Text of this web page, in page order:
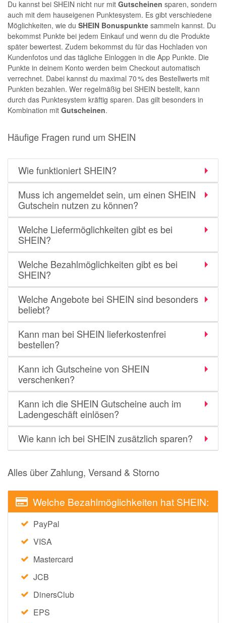
Du kannst bei SHEIN nicht nur mit Gutscheinen sparen, sondern
auch mit dem hauseigenen Punktesystem. Es gibt verschiedene
Möglichkeiten, wie du SHEIN Bonuspunkte sammeln kannst. Du
bekommst Punkte bei jedem Einkauf und wenn du die Produkte
später bewertest. Zudem bekommst du für das Hochladen von
Kundenfotos und das tägliche Einloggen in die App Punkte. Die
Punkte in deinem Konto werden beim Checkout automatisch
verrechnet. Dabei kannst du maximal 70 % des Bestellwerts mit
Punkten bezahlen. Wer regelmäßig bei SHEIN bestellt, kann
durch das Punktesystem kräftig sparen. Das gilt besonders in
Kombination mit Gutscheinen.
Häufige Fragen rund um SHEIN
Wie funktioniert SHEIN?
Muss ich angemeldet sein, um einen SHEIN
Gutschein nutzen zu können?
Welche Liefermöglichkeiten gibt es bei
SHEIN?
Welche Bezahlmöglichkeiten gibt es bei
SHEIN?
Welche Angebote bei SHEIN sind besonders
beliebt?
Kann man bei SHEIN lieferkostenfrei
bestellen?
Kann ich Gutscheine von SHEIN
verschenken?
Kann ich die SHEIN Gutscheine auch im
Ladengeschäft einlösen?
Wie kann ich bei SHEIN zusätzlich sparen?
Alles über Zahlung, Versand & Storno
Welche Bezahlmöglichkeiten hat SHEIN:
PayPal
VISA
Mastercard
JCB
DinersClub
EPS